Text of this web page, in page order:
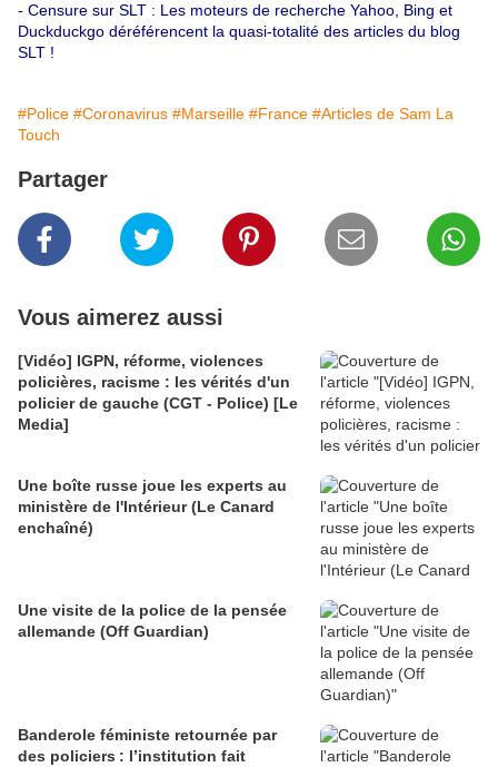
- Censure sur SLT : Les moteurs de recherche Yahoo, Bing et
Duckduckgo déréférencent la quasi-totalité des articles du blog
SLT !
#Police #Coronavirus #Marseille #France #Articles de Sam La
Touch
Partager
Vous aimerez aussi
[Vidéo] IGPN, réforme, violences
policières, racisme : les vérités d'un
policier de gauche (CGT - Police) [Le
Media]
Une boîte russe joue les experts au
ministère de l'Intérieur (Le Canard
enchaîné)
Une visite de la police de la pensée
allemande (Off Guardian)
Banderole féministe retournée par
des policiers : l’institution fait